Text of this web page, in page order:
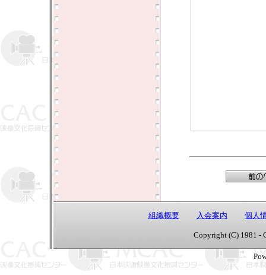
組織概要 入会案内 個人
Copyright (C) 1981 -